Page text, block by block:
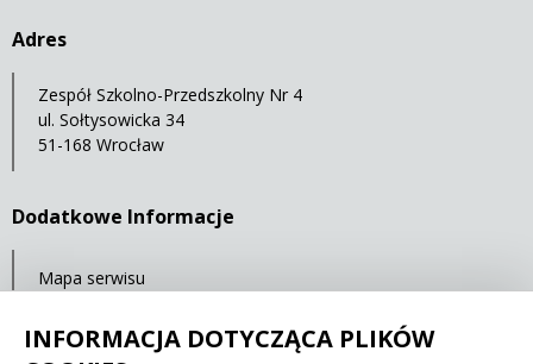
Adres
Zespół Szkolno-Przedszkolny Nr 4
ul. Sołtysowicka 34
51-168 Wrocław
Dodatkowe Informacje
Mapa serwisu
INFORMACJA DOTYCZĄCA PLIKÓW